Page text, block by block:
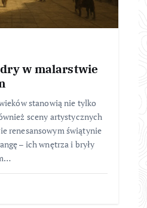
w malarstwie
stanowią nie tylko
sceny artystycznych
renesansowym świątynie
– ich wnętrza i bryły